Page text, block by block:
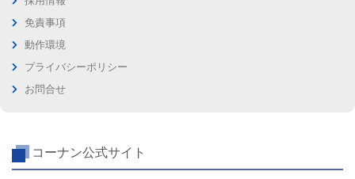
免責事項
動作環境
プライバシーポリシー
お問合せ
コーナン公式サイト